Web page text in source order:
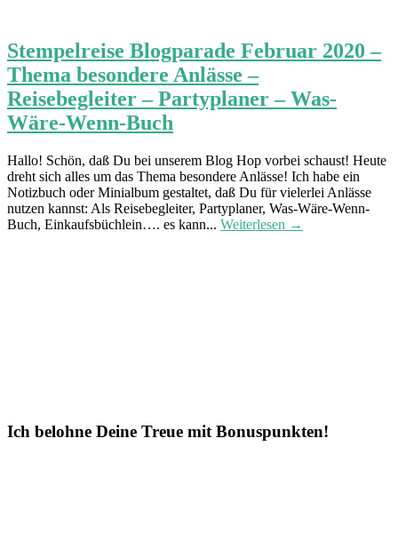
Stempelreise Blogparade Februar 2020 –
Thema besondere Anlässe –
Reisebegleiter – Partyplaner – Was-
Wäre-Wenn-Buch
Hallo! Schön, daß Du bei unserem Blog Hop vorbei schaust! Heute
dreht sich alles um das Thema besondere Anlässe! Ich habe ein
Notizbuch oder Minialbum gestaltet, daß Du für vielerlei Anlässe
nutzen kannst: Als Reisebegleiter, Partyplaner, Was-Wäre-Wenn-
Buch, Einkaufsbüchlein…. es kann... Weiterlesen →
Ich belohne Deine Treue mit Bonuspunkten!